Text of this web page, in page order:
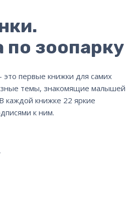
по зоопарку
первые книжки для самих
темы, знакомящие малышей
книжке 22 яркие
к ним.